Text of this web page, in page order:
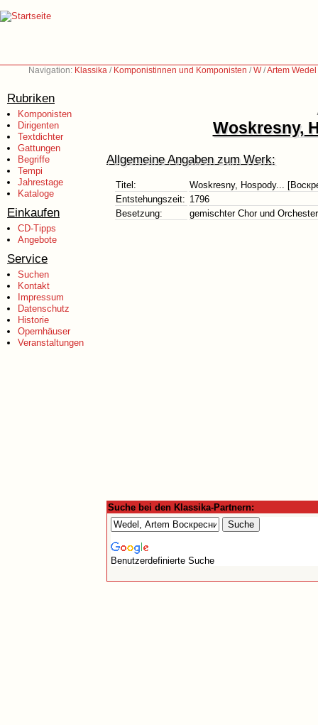
Navigation: Klassika / Komponistinnen und Komponisten /W/Artem
Rubriken
Komponisten
Dirigenten
Textdichter
Gattungen
Begriffe
Tempi
Jahrestage
Kataloge
Einkaufen
CD-Tipps
Angebote
Service
Suchen
Kontakt
Impressum
Datenschutz
Historie
Opernhäuser
Veranstaltungen
Woskresny,
Allgemeine Angaben zum Werk:
Titel:
Woskresny, Hospody...
Entstehungszeit: 1796
Besetzung:
gemischter Chor und Orchester
Suche bei den Klassika-Partnern:
Benutzerdefinierte Suche